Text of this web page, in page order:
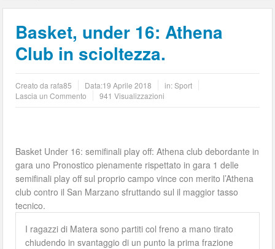
Basket, under 16: Athena
Club in scioltezza.
Creato da rafa85 Data:19 Aprile 2018 in:Sport
Lascia un Commento
941 Visualizzazioni
Basket Under 16: semifinali play off: Athena club debordante in
gara uno Pronostico pienamente rispettato in gara 1 delle
semifinali play off sul proprio campo vince con merito l’Athena
club contro il San Marzano sfruttando sul il maggior tasso
tecnico.
I ragazzi di Matera sono partiti col freno a mano tirato
chiudendo in svantaggio di un punto la prima frazione